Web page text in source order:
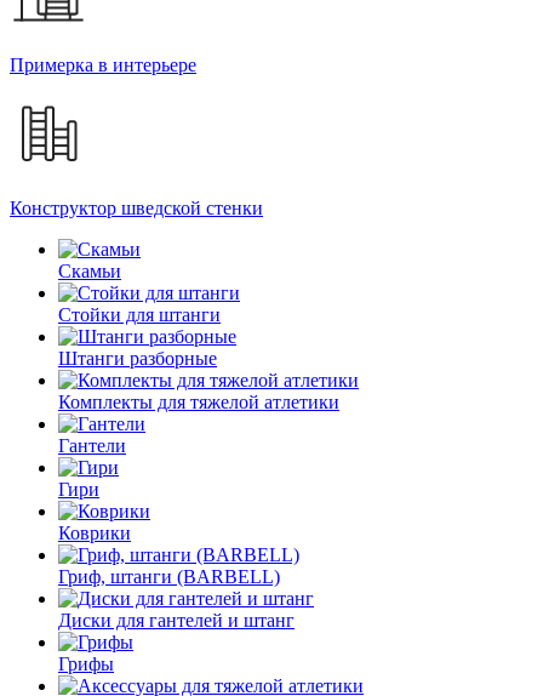
Примерка в интерьере
Конструктор шведской стенки
Скамьи
Стойки для штанги
Штанги разборные
Комплекты для тяжелой атлетики
Гантели
Гири
Коврики
Гриф, штанги (BARBELL)
Диски для гантелей и штанг
Грифы